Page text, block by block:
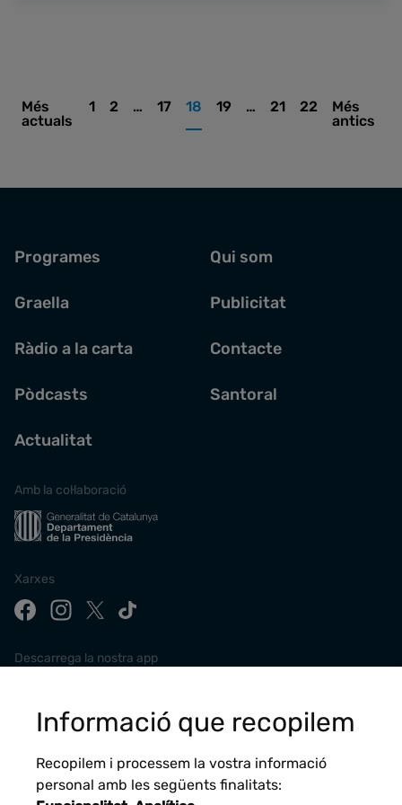
Jesús se li va aparèixer i li va dir que
Altres sants: El calendari destaca
Més
actuals
1 2 … 17 18 19 … 21 22
Més
antics
Programes
Graella
Ràdio a la carta
Pòdcasts
Actualitat
Qui som
Publicitat
Contacte
Santoral
Amb la col·laboració
Xarxes
Descarrega la nostra app
Informació que recopilem
Recopilem i processem la vostra informació
personal amb les següents finalitats: